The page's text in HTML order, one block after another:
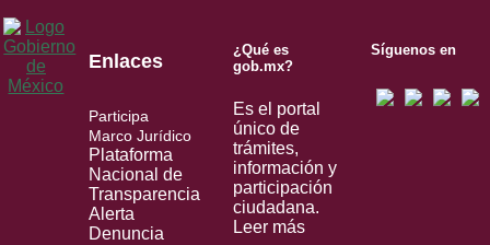
Enlaces
Participa
Marco Jurídico
Plataforma
Nacional de
Transparencia
Alerta
Denuncia
¿Qué es
gob.mx?
Es el portal
único de
trámites,
información y
participación
ciudadana.
Leer más
Síguenos en